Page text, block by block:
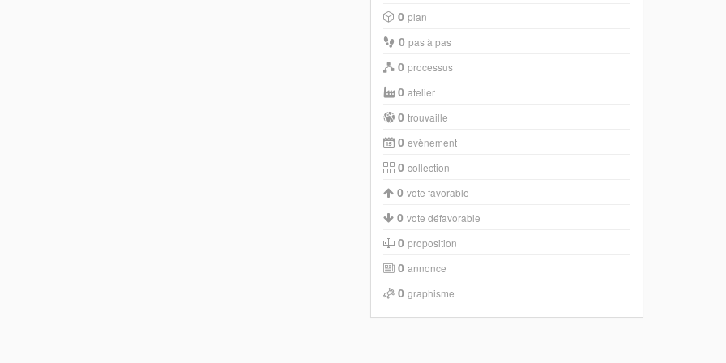
0 plan
0 pas à pas
0 processus
0 atelier
0 trouvaille
0 evènement
0 collection
0 vote favorable
0 vote défavorable
0 proposition
0 annonce
0 graphisme